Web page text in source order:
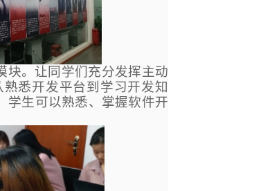
块。让同学们充分发挥主动
悉开发平台到学习开发知
学生可以熟悉、掌握软件开